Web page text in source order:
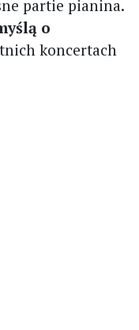
partie pianina.
o
koncertach